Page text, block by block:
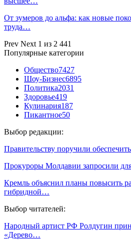
От зумеров до альфа: как новые
труда…
Prev Next 1 из 2 441
Популярные категории
Общество7427
Шоу-Бизнес6895
Политика2031
Здоровье419
Кулинария187
Пикантное50
Выбор редакции:
Правительству поручили
Прокуроры Молдавии запросили для
Кремль объяснил планы повысить
гибридной…
Выбор читателей:
Народный артист РФ Ролдугин
«Дерево…